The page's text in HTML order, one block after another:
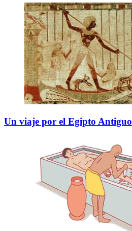
Un viaje por el Egipto Antiguo